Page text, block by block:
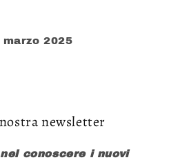
2025
newsletter
conoscere i nuovi